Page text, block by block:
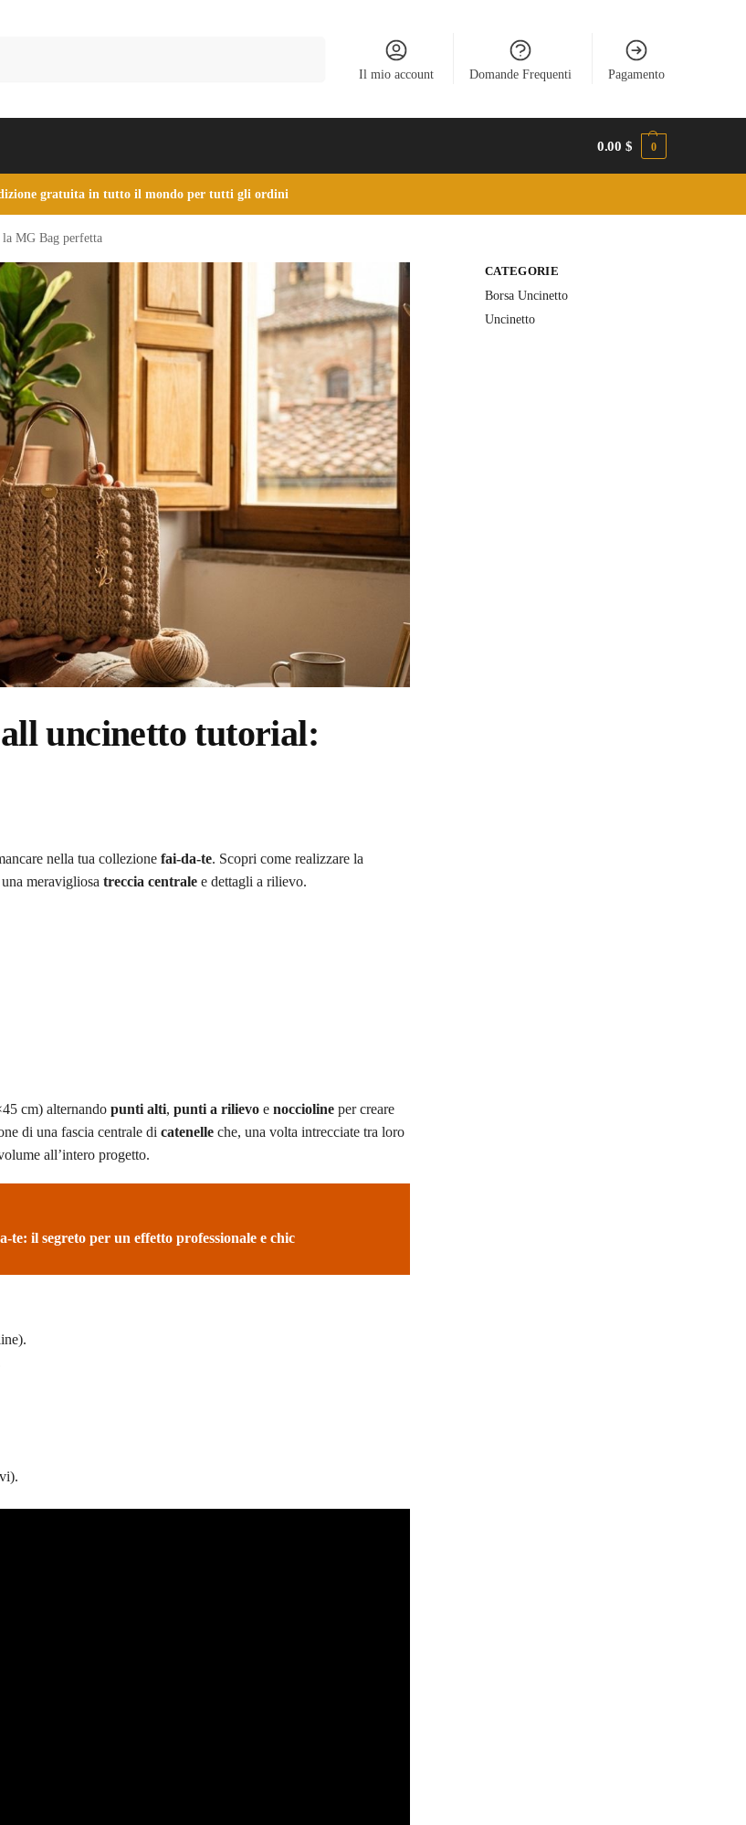
Il mio account Domande Frequenti Pagamento
0.00$ 0
gratuita in tutto il mondo per tutti gli ordini
MG Bag perfetta
uncinetto tutorial:
nella tua collezione fai-da-te. Scopri come realizzare la
meravigliosa treccia centrale e dettagli a rilievo.
cm) alternando punti alti, punti a rilievo e noccioline per creare
di una fascia centrale di catenelle che, una volta intrecciate tra loro
all’intero progetto.
te: il segreto per un effetto professionale e chic
CATEGORIE
Borsa Uncinetto
Uncinetto